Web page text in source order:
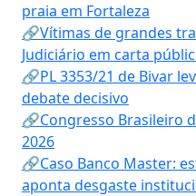
praia em Fortaleza
🔗Vítimas de grandes
Judiciário em carta
🔗PL 3353/21 de Bivar
debate decisivo
🔗Congresso Brasileiro
2026
🔗Caso Banco Master:
aponta desgaste